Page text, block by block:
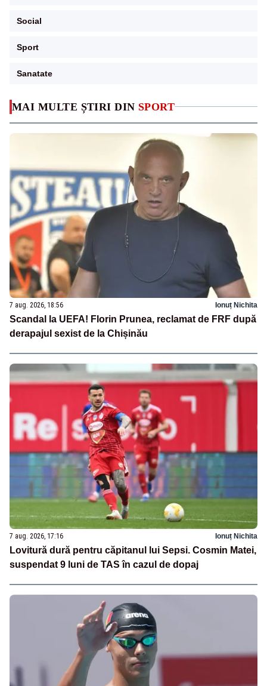
MAI MULTE ȘTIRI DIN SPORT
7 aug. 2026, 18:56 Ionuț Nichita
Scandal la UEFA! Florin Prunea, reclamat de FRF după
derapajul sexist de la Chișinău
7 aug. 2026, 17:16 Ionuț Nichita
Lovitură dură pentru căpitanul lui Sepsi. Cosmin Matei,
suspendat 9 luni de TAS în cazul de dopaj
Social
Sport
Sanatate